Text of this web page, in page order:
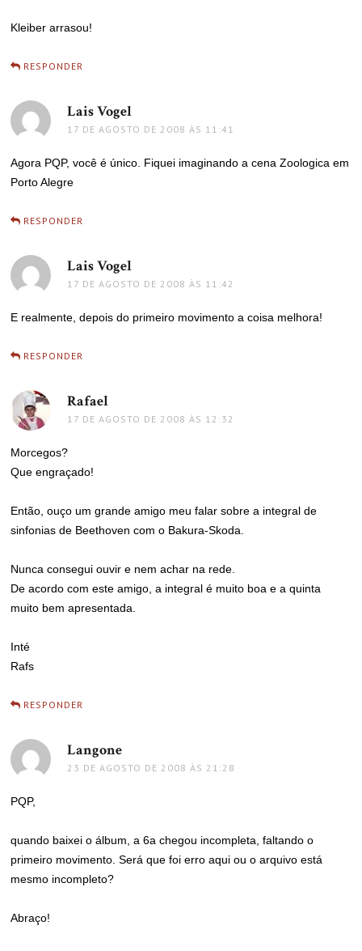
Kleiber arrasou!
RESPONDER
Lais Vogel
17 DE AGOSTO DE 2008 ÀS 11:41
Agora PQP, você é único. Fiquei imaginando a cena Zoologica em
Porto Alegre
RESPONDER
Lais Vogel
17 DE AGOSTO DE 2008 ÀS 11:42
E realmente, depois do primeiro movimento a coisa melhora!
RESPONDER
Rafael
17 DE AGOSTO DE 2008 ÀS 12:32
Morcegos?
Que engraçado!
Então, ouço um grande amigo meu falar sobre a integral de
sinfonias de Beethoven com o Bakura-Skoda.
Nunca consegui ouvir e nem achar na rede.
De acordo com este amigo, a integral é muito boa e a quinta
muito bem apresentada.
Inté
Rafs
RESPONDER
Langone
23 DE AGOSTO DE 2008 ÀS 21:28
PQP,
quando baixei o álbum, a 6a chegou incompleta, faltando o
primeiro movimento. Será que foi erro aqui ou o arquivo está
mesmo incompleto?
Abraço!